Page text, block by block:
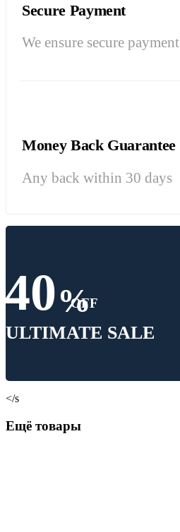
Secure Payment
We ensure secure payment
Money Back Guarantee
Any back within 30 days
40%
OFF
ULTIMATE SALE
</s
Ещё товары